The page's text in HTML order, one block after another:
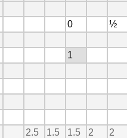
0 ½
1
2.5 1.5 1.5 2 2